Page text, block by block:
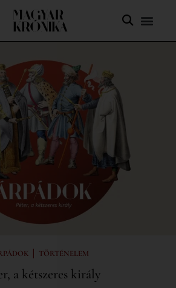
| TÖRTÉNELEM
a kétszeres király